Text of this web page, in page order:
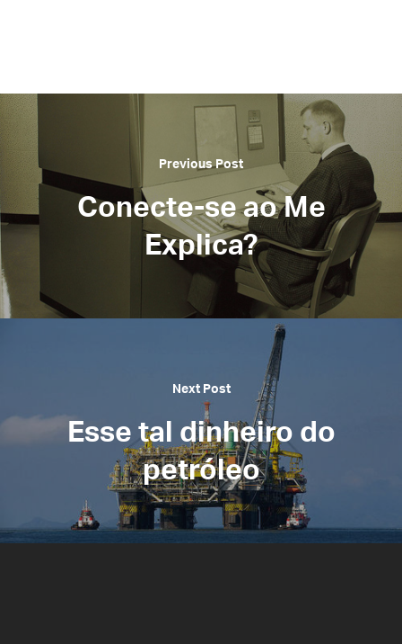
Previous Post
Conecte-se ao Me
Explica?
Next Post
Esse tal dinheiro do
petróleo